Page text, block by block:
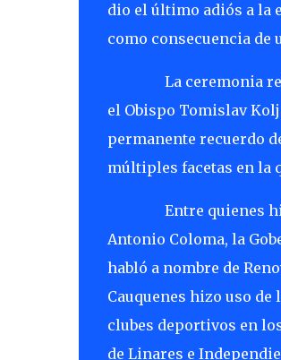
dio el último adiós a la
como consecuencia de
La ceremonia
el Obispo Tomislav
permanente recuerdo
múltiples facetas en la
Entre quienes
Antonio Coloma, la
habló a nombre de
Cauquenes hizo uso
clubes deportivos en
de Linares e